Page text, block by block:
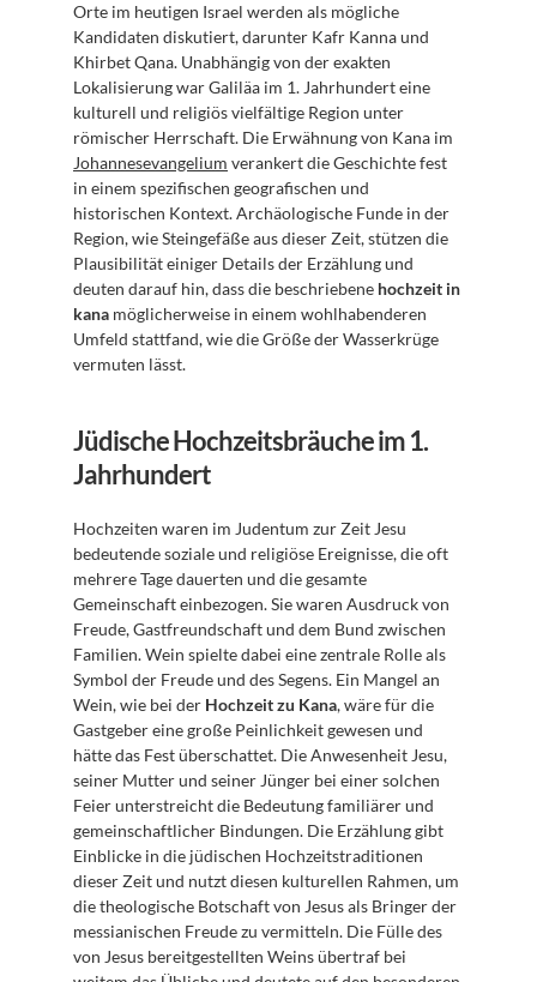
Orte im heutigen Israel werden als mögliche
Kandidaten diskutiert, darunter Kafr Kanna und
Khirbet Qana. Unabhängig von der exakten
Lokalisierung war Galiläa im 1. Jahrhundert eine
kulturell und religiös vielfältige Region unter
Johannesevangelium verankert die Geschichte fest
in einem spezifischen geografischen und
historischen Kontext. Archäologische Funde in der
Region, wie Steingefäße aus dieser Zeit, stützen die
Plausibilität einiger Details der Erzählung und
deuten darauf hin, dass die beschriebene hochzeit in
kana möglicherweise in einem wohlhabenderen
Umfeld stattfand, wie die Größe der Wasserkrüge
vermuten lässt.
Jüdische Hochzeitsbräuche im 1.
Jahrhundert
Hochzeiten waren im Judentum zur Zeit Jesu
bedeutende soziale und religiöse Ereignisse, die oft
mehrere Tage dauerten und die gesamte
Gemeinschaft einbezogen. Sie waren Ausdruck von
Freude, Gastfreundschaft und dem Bund zwischen
Familien. Wein spielte dabei eine zentrale Rolle als
Symbol der Freude und des Segens. Ein Mangel an
Wein, wie bei der Hochzeit zu Kana, wäre für die
Gastgeber eine große Peinlichkeit gewesen und
hätte das Fest überschattet. Die Anwesenheit Jesu,
seiner Mutter und seiner Jünger bei einer solchen
Feier unterstreicht die Bedeutung familiärer und
gemeinschaftlicher Bindungen. Die Erzählung gibt
Einblicke in die jüdischen Hochzeitstraditionen
dieser Zeit und nutzt diesen kulturellen Rahmen, um
die theologische Botschaft von Jesus als Bringer der
messianischen Freude zu vermitteln. Die Fülle des
von Jesus bereitgestellten Weins übertraf bei